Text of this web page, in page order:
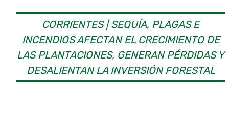
CORRIENTES | SEQUÍA, PLAGAS E
INCENDIOS AFECTAN EL CRECIMIENTO DE
LAS PLANTACIONES, GENERAN PÉRDIDAS Y
DESALIENTAN LA INVERSIÓN FORESTAL